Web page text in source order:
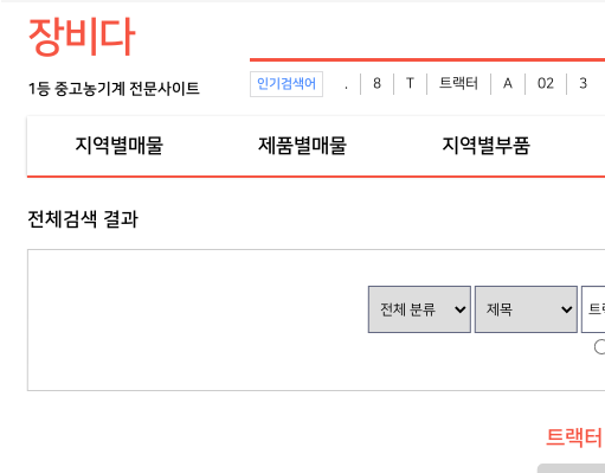
장비다
1등 중고농기계 전문사이트 인기검색어 . 8 T 트랙터 A 02 3
지역별매물 제품별매물 지역별부품
전체검색 결과
트랙터